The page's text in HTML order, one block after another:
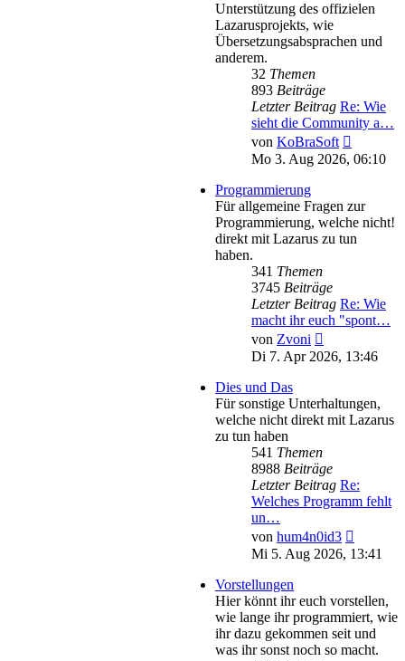
Unterstützung des offizielen
Lazarusprojekts, wie
Übersetzungsabsprachen und
anderem.
32 Themen
893 Beiträge
Letzter Beitrag Re: Wie
sieht die Community a…
von KoBraSoft
Beitrag
Mo 3. Aug 2026, 06:10
Programmierung
Für allgemeine Fragen zur
Programmierung, welche nicht!
direkt mit Lazarus zu tun
haben.
341 Themen
3745 Beiträge
Letzter Beitrag Re: Wie
macht ihr euch "spont…
von Zvoni
Beitrag
Di 7. Apr 2026, 13:46
Dies und Das
Für sonstige Unterhaltungen,
welche nicht direkt mit Lazarus
zu tun haben
541 Themen
8988 Beiträge
Letzter Beitrag Re:
Welches Programm fehlt
un…
von hum4n0id3
Beitrag
Mi 5. Aug 2026, 13:41
Vorstellungen
Hier könnt ihr euch vorstellen,
wie lange ihr programmiert, wie
ihr dazu gekommen seit und
was ihr sonst noch so macht.